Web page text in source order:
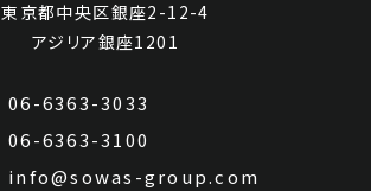
東京都中央区銀座2-12-4
アジリア銀座1201
06-6363-3033
06-6363-3100
info@sowas-group.com